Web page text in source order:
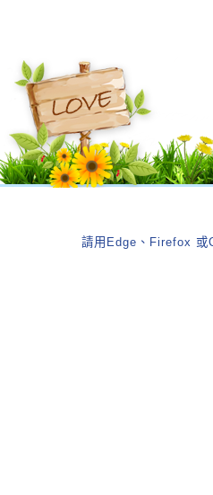
請用Edge、Firefox 或